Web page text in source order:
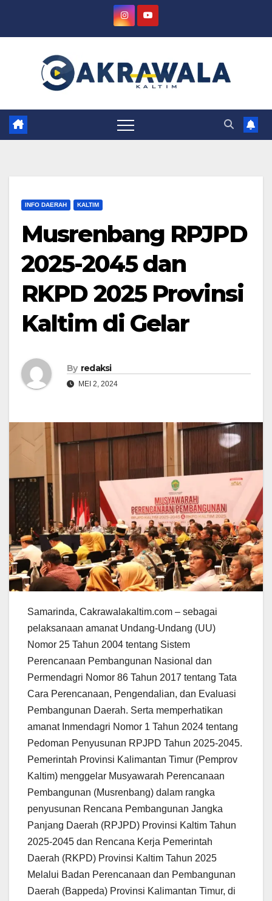
INFO DAERAH KALTIM
Musrenbang RPJPD
2025-2045 dan
RKPD 2025 Provinsi
Kaltim di Gelar
By redaksi
MEI 2, 2024
Samarinda, Cakrawalakaltim.com – sebagai
pelaksanaan amanat Undang-Undang (UU)
Nomor 25 Tahun 2004 tentang Sistem
Perencanaan Pembangunan Nasional dan
Permendagri Nomor 86 Tahun 2017 tentang Tata
Cara Perencanaan, Pengendalian, dan Evaluasi
Pembangunan Daerah. Serta memperhatikan
amanat Inmendagri Nomor 1 Tahun 2024 tentang
Pedoman Penyusunan RPJPD Tahun 2025-2045.
Pemerintah Provinsi Kalimantan Timur (Pemprov
Kaltim) menggelar Musyawarah Perencanaan
Pembangunan (Musrenbang) dalam rangka
penyusunan Rencana Pembangunan Jangka
Panjang Daerah (RPJPD) Provinsi Kaltim Tahun
2025-2045 dan Rencana Kerja Pemerintah
Daerah (RKPD) Provinsi Kaltim Tahun 2025
Melalui Badan Perencanaan dan Pembangunan
Daerah (Bappeda) Provinsi Kalimantan Timur, di